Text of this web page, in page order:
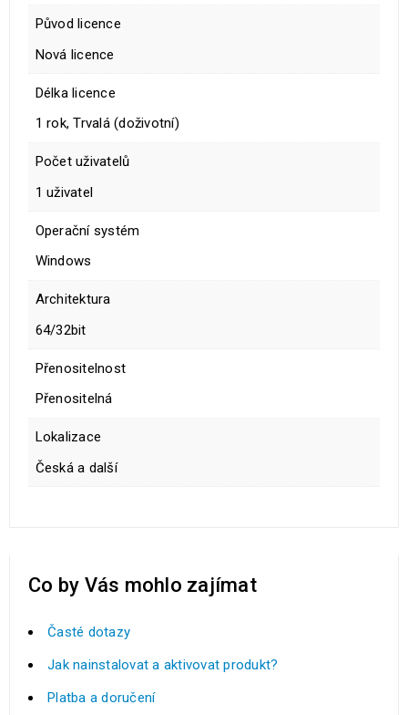
Původ licence
Nová licence
Délka licence
1 rok, Trvalá (doživotní)
Počet uživatelů
1 uživatel
Operační systém
Windows
Architektura
64/32bit
Přenositelnost
Přenositelná
Lokalizace
Česká a další
Co by Vás mohlo zajímat
Časté dotazy
Jak nainstalovat a aktivovat produkt?
Platba a doručení